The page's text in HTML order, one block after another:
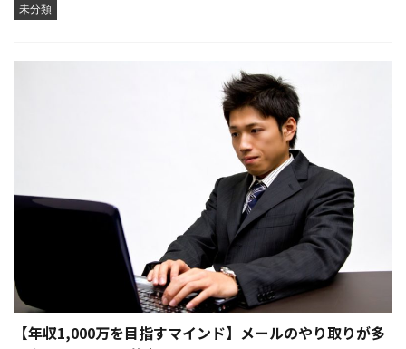
未分類
【年収1,000万を目指すマインド】メールのやり取りが多